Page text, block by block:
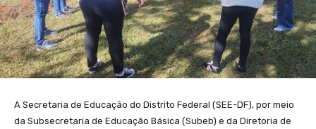
A Secretaria de Educação do Distrito Federal (SEE-DF), por meio
da Subsecretaria de Educação Básica (Subeb) e da Diretoria de